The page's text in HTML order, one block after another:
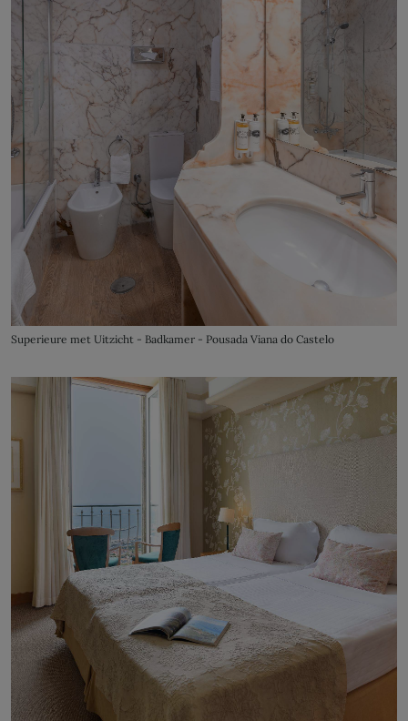
Superieure met Uitzicht - Badkamer - Pousada Viana do Castelo